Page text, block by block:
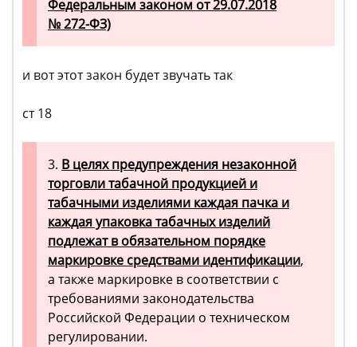
Федеральным законом от 29.07.2018
№ 272-ФЗ)
и вот этот закон будет звучать так
ст 18
3. В целях предупреждения незаконной
торговли табачной продукцией и
табачными изделиями каждая пачка и
каждая упаковка табачных изделий
подлежат в обязательном порядке
маркировке средствами идентификации,
а также маркировке в соответствии с
требованиями законодательства
Российской Федерации о техническом
регулировании.